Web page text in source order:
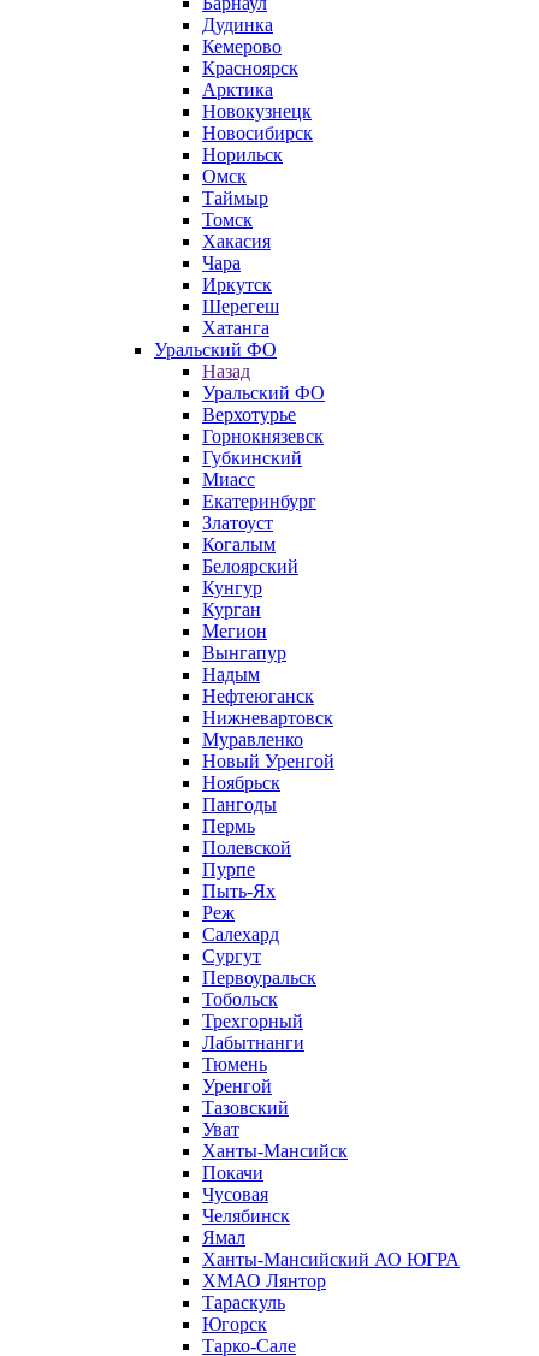
Дудинка
Кемерово
Красноярск
Арктика
Новокузнецк
Новосибирск
Норильск
Омск
Таймыр
Томск
Хакасия
Чара
Иркутск
Шерегеш
Хатанга
Уральский ФО
Назад
Уральский ФО
Верхотурье
Горнокнязевск
Губкинский
Миасс
Екатеринбург
Златоуст
Когалым
Белоярский
Кунгур
Курган
Мегион
Вынгапур
Надым
Нефтеюганск
Нижневартовск
Муравленко
Новый Уренгой
Ноябрьск
Пангоды
Пермь
Полевской
Пурпе
Пыть-Ях
Реж
Салехард
Сургут
Первоуральск
Тобольск
Трехгорный
Лабытнанги
Тюмень
Уренгой
Тазовский
Уват
Ханты-Мансийск
Покачи
Чусовая
Челябинск
Ямал
Ханты-Мансийский АО ЮГРА
ХМАО Лянтор
Тараскуль
Югорск
Тарко-Сале